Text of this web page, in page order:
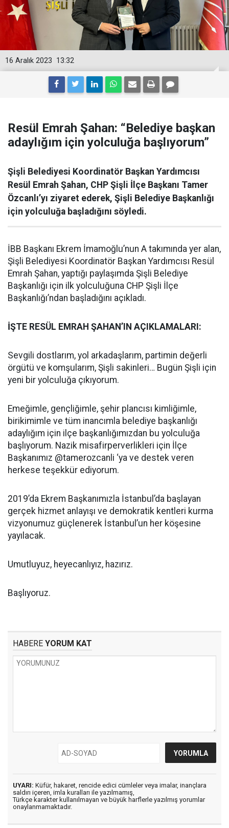
13:32
16 Aralık 2023
Resül Emrah Şahan: “Belediye başkan
adaylığım için yolculuğa başlıyorum”
Şişli Belediyesi Koordinatör Başkan Yardımcısı
Resül Emrah Şahan, CHP Şişli İlçe Başkanı Tamer
Özcanlı’yı ziyaret ederek, Şişli Belediye Başkanlığı
için yolculuğa başladığını söyledi.
İBB Başkanı Ekrem İmamoğlu’nun A takımında yer alan,
Şişli Belediyesi Koordinatör Başkan Yardımcısı Resül
Emrah Şahan, yaptığı paylaşımda Şişli Belediye
Başkanlığı için ilk yolculuğuna CHP Şişli İlçe
Başkanlığı’ndan başladığını açıkladı.
İŞTE RESÜL EMRAH ŞAHAN’IN AÇIKLAMALARI:
Sevgili dostlarım, yol arkadaşlarım, partimin değerli
örgütü ve komşularım, Şişli sakinleri… Bugün Şişli için
yeni bir yolculuğa çıkıyorum.
Emeğimle, gençliğimle, şehir plancısı kimliğimle,
birikimimle ve tüm inancımla belediye başkanlığı
adaylığım için ilçe başkanlığımızdan bu yolculuğa
başlıyorum. Nazik misafirperverlikleri için İlçe
Başkanımız @tamerozcanli ‘ya ve destek veren
herkese teşekkür ediyorum.
2019’da Ekrem Başkanımızla İstanbul’da başlayan
gerçek hizmet anlayışı ve demokratik kentleri kurma
vizyonumuz güçlenerek İstanbul’un her köşesine
yayılacak.
Umutluyuz, heyecanlıyız, hazırız.
Başlıyoruz.
HABERE YORUM KAT
UYARI: Küfür, hakaret, rencide edici cümleler veya imalar, inançlara
saldırı içeren, imla kuralları ile yazılmamış,
Türkçe karakter kullanılmayan ve büyük harflerle yazılmış yorumlar
onaylanmamaktadır.